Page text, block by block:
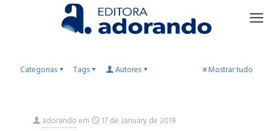
Categorias Tags Autores Mostrar tudo
adorandoem 17 de January de 2019